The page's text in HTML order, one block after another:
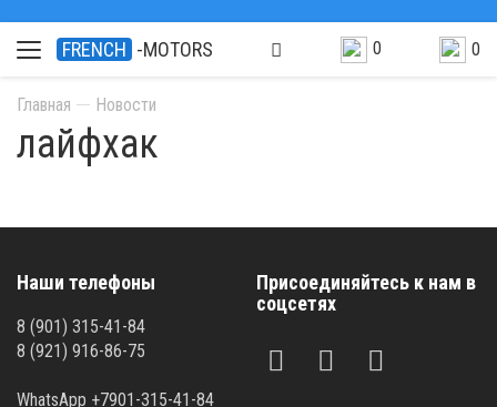
FRENCH -MOTORS 0 0
Главная Новости
лайфхак
Наши телефоны
8 (901) 315-41-84
8 (921) 916-86-75
WhatsApp +7901-315-41-84
Присоединяйтесь к нам в
соцсетях